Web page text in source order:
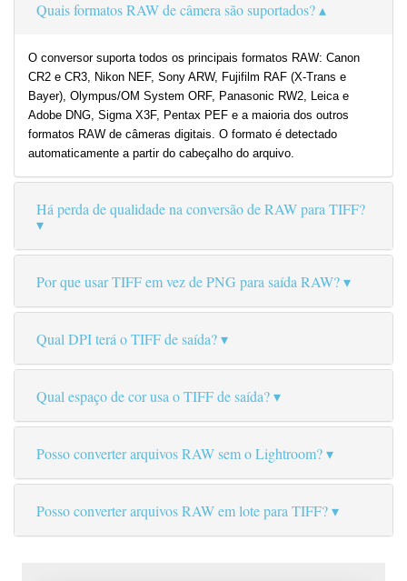
Quais formatos RAW de câmera são suportados?
O conversor suporta todos os principais formatos RAW: Canon
CR2 e CR3, Nikon NEF, Sony ARW, Fujifilm RAF (X-Trans e
Bayer), Olympus/OM System ORF, Panasonic RW2, Leica e
Adobe DNG, Sigma X3F, Pentax PEF e a maioria dos outros
formatos RAW de câmeras digitais. O formato é detectado
automaticamente a partir do cabeçalho do arquivo.
Há perda de qualidade na conversão de RAW para TIFF?
Por que usar TIFF em vez de PNG para saída RAW?
Qual DPI terá o TIFF de saída?
Qual espaço de cor usa o TIFF de saída?
Posso converter arquivos RAW sem o Lightroom?
Posso converter arquivos RAW em lote para TIFF?